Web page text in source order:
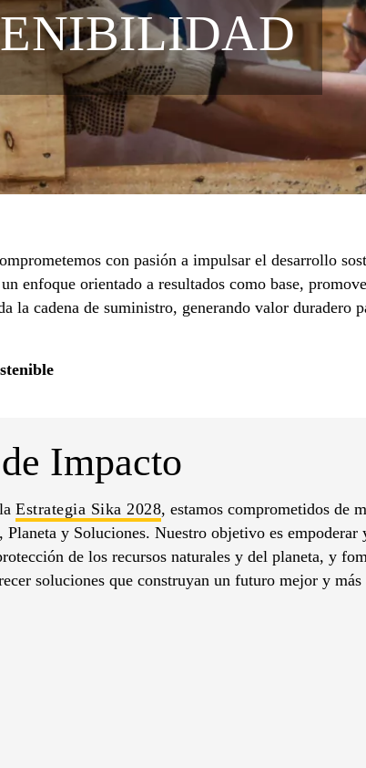
con pasión a impulsar el desarrollo
enfoque orientado a resultados como base,
la cadena de suministro, generando valor duradero
Impacto
Estrategia Sika 2028, estamos comprometidos de
Planeta y Soluciones. Nuestro objetivo es empoderar
de los recursos naturales y del planeta, y
soluciones que construyan un futuro mejor y más